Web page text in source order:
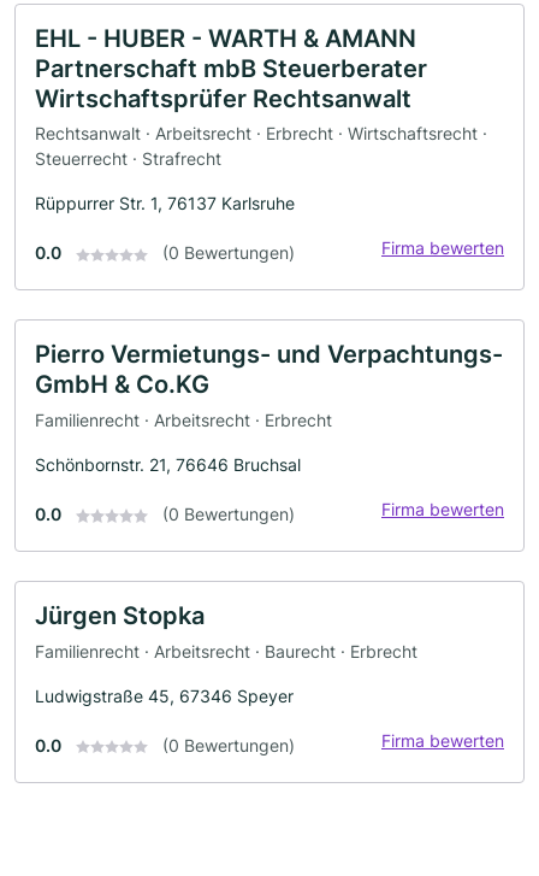
EHL - HUBER - WARTH & AMANN
Partnerschaft mbB Steuerberater
Wirtschaftsprüfer Rechtsanwalt
Rechtsanwalt · Arbeitsrecht · Erbrecht · Wirtschaftsrecht ·
Steuerrecht · Strafrecht
Rüppurrer Str. 1, 76137 Karlsruhe
0.0 (0 Bewertungen) Firma bewerten
Pierro Vermietungs- und Verpachtungs-
GmbH & Co.KG
Familienrecht · Arbeitsrecht · Erbrecht
Schönbornstr. 21, 76646 Bruchsal
0.0 (0 Bewertungen) Firma bewerten
Jürgen Stopka
Familienrecht · Arbeitsrecht · Baurecht · Erbrecht
Ludwigstraße 45, 67346 Speyer
0.0 (0 Bewertungen) Firma bewerten